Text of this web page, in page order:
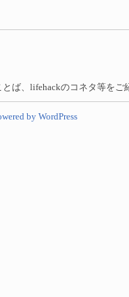
ば、lifehackのコネタ等をご
by WordPress